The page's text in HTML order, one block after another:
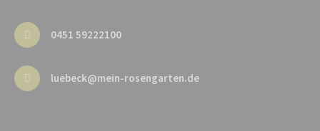
0451 59222100
luebeck@mein-rosengarten.de